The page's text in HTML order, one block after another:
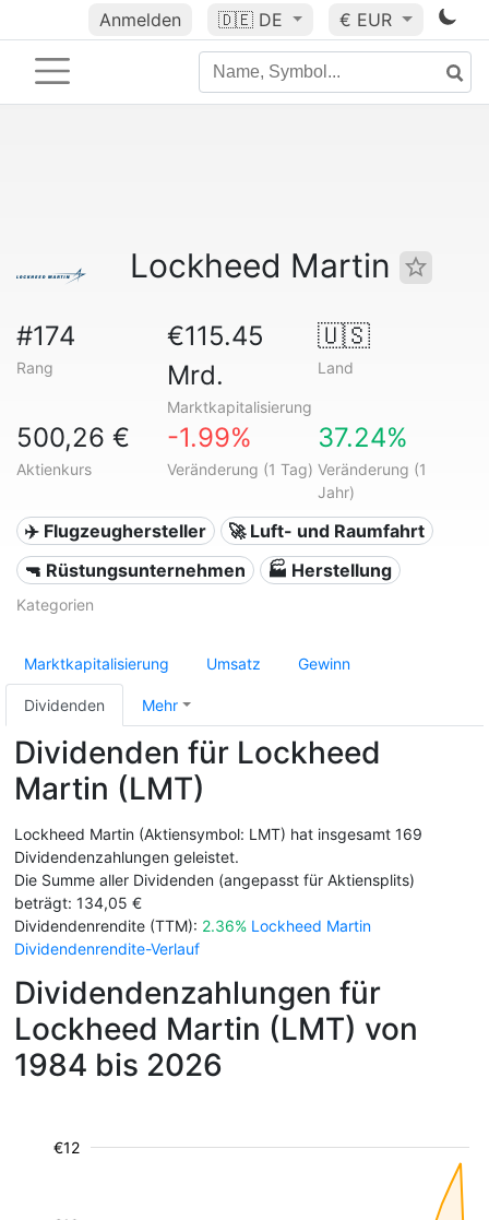
Anmelden 🇩🇪 DE € EUR
Lockheed Martin
#174
Rang
€115.45
Mrd.
Marktkapitalisierung
🇺🇸
Land
500,26 €
Aktienkurs
-1.99%
Veränderung (1 Tag)
37.24%
Veränderung (1
Jahr)
✈️ Flugzeughersteller
🚀 Luft- und Raumfahrt
🔫 Rüstungsunternehmen
🏭 Herstellung
Kategorien
Marktkapitalisierung Umsatz Gewinn
Dividenden Mehr
Dividenden für Lockheed
Martin (LMT)
Lockheed Martin (Aktiensymbol: LMT) hat insgesamt 169
Dividendenzahlungen geleistet.
Die Summe aller Dividenden (angepasst für Aktiensplits)
beträgt: 134,05 €
Dividendenrendite (TTM): 2.36% Lockheed Martin
Dividendenrendite-Verlauf
Dividendenzahlungen für
Lockheed Martin (LMT) von
1984 bis 2026
€12